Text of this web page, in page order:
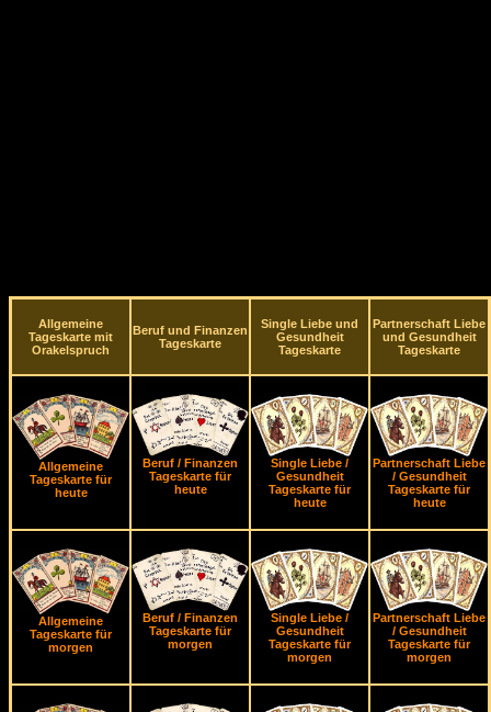
Allgemeine
Tageskarte mit
Orakelspruch
Beruf und Finanzen
Tageskarte
Single Liebe und
Gesundheit
Tageskarte
Partnerschaft Liebe
und Gesundheit
Tageskarte
Allgemeine
Tageskarte für
heute
Beruf / Finanzen
Tageskarte für
heute
Single Liebe /
Gesundheit
Tageskarte für
heute
Partnerschaft Liebe
/ Gesundheit
Tageskarte für
heute
Allgemeine
Tageskarte für
morgen
Beruf / Finanzen
Tageskarte für
morgen
Single Liebe /
Gesundheit
Tageskarte für
morgen
Partnerschaft Liebe
/ Gesundheit
Tageskarte für
morgen